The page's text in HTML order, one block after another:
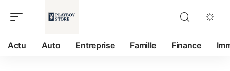
Actu Auto Entreprise Famille Finance